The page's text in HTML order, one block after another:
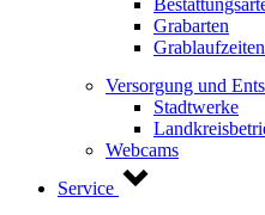
Grabarten
Grablaufzeiten
Versorgung und
Stadtwerke
Webcams
Service